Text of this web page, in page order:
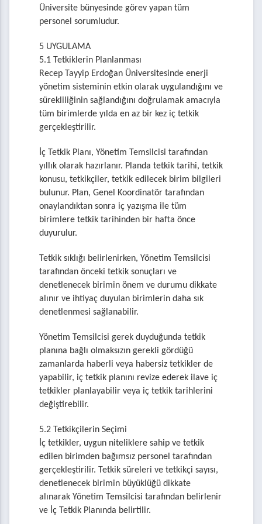
Üniversite bünyesinde görev yapan tüm
personel sorumludur.
5 UYGULAMA
5.1 Tetkiklerin Planlanması
Recep Tayyip Erdoğan Üniversitesinde enerji
yönetim sisteminin etkin olarak uygulandığını ve
sürekliliğinin sağlandığını doğrulamak amacıyla
tüm birimlerde yılda en az bir kez iç tetkik
gerçekleştirilir.
İç Tetkik Planı, Yönetim Temsilcisi tarafından
yıllık olarak hazırlanır. Planda tetkik tarihi, tetkik
konusu, tetkikçiler, tetkik edilecek birim bilgileri
bulunur. Plan, Genel Koordinatör tarafından
onaylandıktan sonra iç yazışma ile tüm
birimlere tetkik tarihinden bir hafta önce
duyurulur.
Tetkik sıklığı belirlenirken, Yönetim Temsilcisi
tarafından önceki tetkik sonuçları ve
denetlenecek birimin önem ve durumu dikkate
alınır ve ihtiyaç duyulan birimlerin daha sık
denetlenmesi sağlanabilir.
Yönetim Temsilcisi gerek duyduğunda tetkik
planına bağlı olmaksızın gerekli gördüğü
zamanlarda haberli veya habersiz tetkikler de
yapabilir, iç tetkik planını revize ederek ilave iç
tetkikler planlayabilir veya iç tetkik tarihlerini
değiştirebilir.
5.2 Tetkikçilerin Seçimi
İç tetkikler, uygun niteliklere sahip ve tetkik
edilen birimden bağımsız personel tarafından
gerçekleştirilir. Tetkik süreleri ve tetkikçi sayısı,
denetlenecek birimin büyüklüğü dikkate
alınarak Yönetim Temsilcisi tarafından belirlenir
ve İç Tetkik Planında belirtilir.